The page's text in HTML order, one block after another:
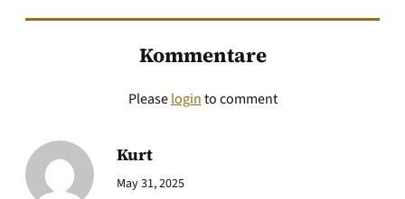
Kommentare
Pleaseloginto comment
Kurt
May 31, 2025